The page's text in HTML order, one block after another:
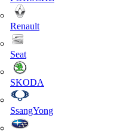
Renault
Seat
SKODA
SsangYong